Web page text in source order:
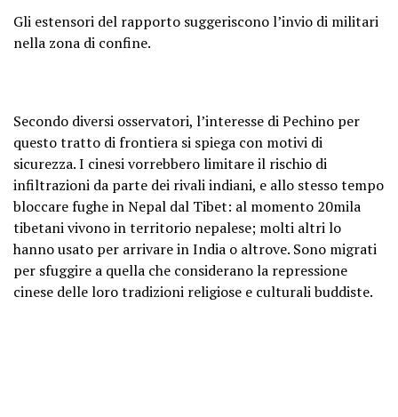
Gli estensori del rapporto suggeriscono l’invio di militari
nella zona di confine.
Secondo diversi osservatori, l’interesse di Pechino per
questo tratto di frontiera si spiega con motivi di
sicurezza. I cinesi vorrebbero limitare il rischio di
infiltrazioni da parte dei rivali indiani, e allo stesso tempo
bloccare fughe in Nepal dal Tibet: al momento 20mila
tibetani vivono in territorio nepalese; molti altri lo
hanno usato per arrivare in India o altrove. Sono migrati
per sfuggire a quella che considerano la repressione
cinese delle loro tradizioni religiose e culturali buddiste.